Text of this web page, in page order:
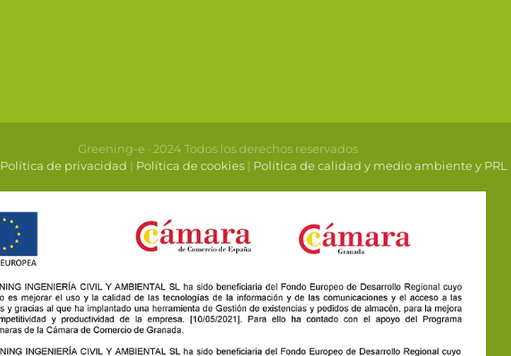
Greening-e · 2024 Todos los derechos reservados
Política de privacidad | Política de cookies| Política de calidad y medio ambiente y PRL